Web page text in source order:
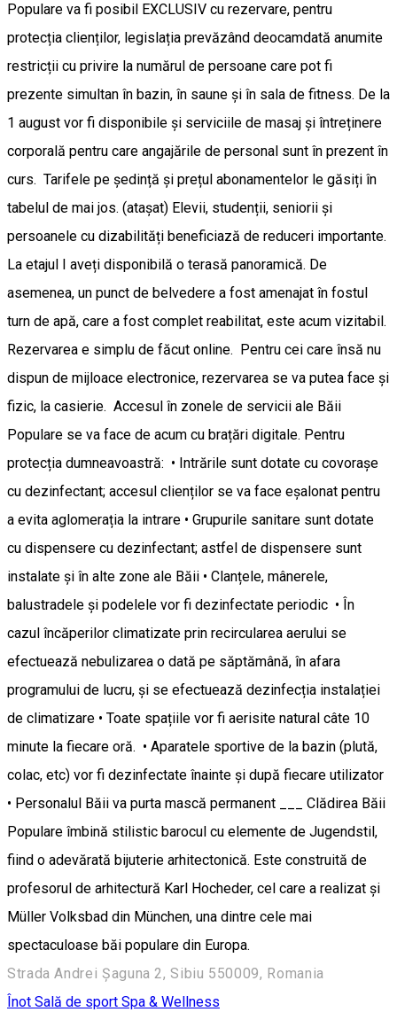
Populare va fi posibil EXCLUSIV cu rezervare, pentru
protecția clienților, legislația prevăzând deocamdată anumite
restricții cu privire la numărul de persoane care pot fi
prezente simultan în bazin, în saune și în sala de fitness. De la
1 august vor fi disponibile și serviciile de masaj și întreținere
corporală pentru care angajările de personal sunt în prezent în
curs. Tarifele pe ședință și prețul abonamentelor le găsiți în
tabelul de mai jos. (atașat) Elevii, studenții, seniorii și
persoanele cu dizabilități beneficiază de reduceri importante.
La etajul I aveți disponibilă o terasă panoramică. De
asemenea, un punct de belvedere a fost amenajat în fostul
turn de apă, care a fost complet reabilitat, este acum vizitabil.
Rezervarea e simplu de făcut online. Pentru cei care însă nu
dispun de mijloace electronice, rezervarea se va putea face și
fizic, la casierie. Accesul în zonele de servicii ale Băii
Populare se va face de acum cu brațări digitale. Pentru
protecția dumneavoastră: • Intrările sunt dotate cu covorașe
cu dezinfectant; accesul clienților se va face eșalonat pentru
a evita aglomerația la intrare • Grupurile sanitare sunt dotate
cu dispensere cu dezinfectant; astfel de dispensere sunt
instalate și în alte zone ale Băii • Clanțele, mânerele,
balustradele și podelele vor fi dezinfectate periodic • În
cazul încăperilor climatizate prin recircularea aerului se
efectuează nebulizarea o dată pe săptămână, în afara
programului de lucru, și se efectuează dezinfecția instalației
de climatizare • Toate spațiile vor fi aerisite natural câte 10
minute la fiecare oră. • Aparatele sportive de la bazin (plută,
colac, etc) vor fi dezinfectate înainte și după fiecare utilizator
• Personalul Băii va purta mască permanent ___ Clădirea Băii
Populare îmbină stilistic barocul cu elemente de Jugendstil,
fiind o adevărată bijuterie arhitectonică. Este construită de
profesorul de arhitectură Karl Hocheder, cel care a realizat şi
Müller Volksbad din München, una dintre cele mai
spectaculoase băi populare din Europa.
Strada Andrei Șaguna 2, Sibiu 550009, Romania
Înot Sală de sport Spa & Wellness